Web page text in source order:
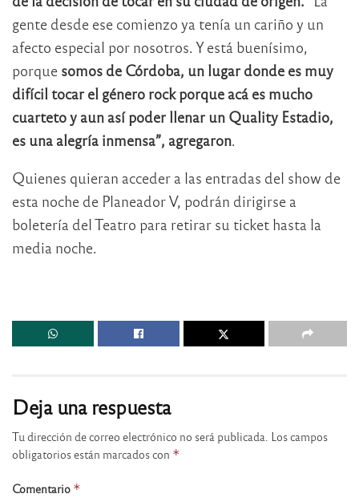
gente desde ese comienzo ya tenía un cariño y un
afecto especial por nosotros. Y está buenísimo,
porque somos de Córdoba, un lugar donde es muy
difícil tocar el género rock porque acá es mucho
cuarteto y aun así poder llenar un Quality Estadio,
es una alegría inmensa”, agregaron.
Quienes quieran acceder a las entradas del show de
esta noche de Planeador V, podrán dirigirse a
boletería del Teatro para retirar su ticket hasta la
media noche.
Deja una respuesta
Tu dirección de correo electrónico no será publicada. Los campos
obligatorios están marcados con *
Comentario *